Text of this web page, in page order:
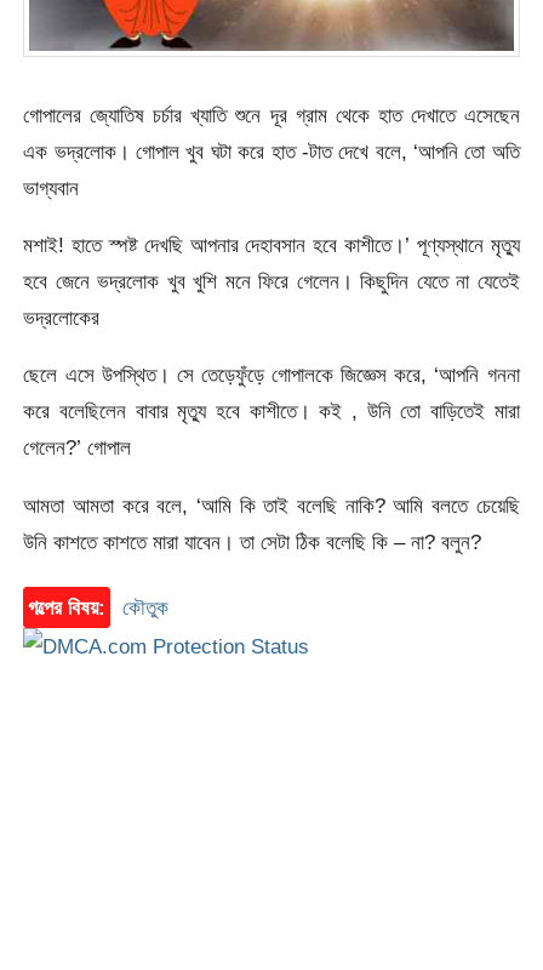
গোপালের জ্যোতিষ চর্চার খ্যাতি শুনে দূর গ্রাম থেকে হাত দেখাতে এসেছেন
এক ভদ্রলোক। গোপাল খুব ঘটা করে হাত -টাত দেখে বলে, ‘আপনি তো অতি
ভাগ্যবান
মশাই! হাতে স্পষ্ট দেখছি আপনার দেহাবসান হবে কাশীতে।’ পূণ্যস্থানে মৃত্যু
হবে জেনে ভদ্রলোক খুব খুশি মনে ফিরে গেলেন। কিছুদিন যেতে না যেতেই
ভদ্রলোকের
ছেলে এসে উপস্থিত। সে তেড়েফুঁড়ে গোপালকে জিজ্ঞেস করে, ‘আপনি গননা
করে বলেছিলেন বাবার মৃত্যু হবে কাশীতে। কই , উনি তো বাড়িতেই মারা
গেলেন?’ গোপাল
আমতা আমতা করে বলে, ‘আমি কি তাই বলেছি নাকি? আমি বলতে চেয়েছি
উনি কাশতে কাশতে মারা যাবেন। তা সেটা ঠিক বলেছি কি – না? বলুন?
গল্পের বিষয়: কৌতুক